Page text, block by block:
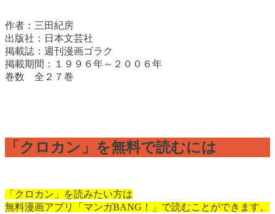
作者：三田紀房
出版社：日本文芸社
掲載誌：週刊漫画ゴラク
掲載期間：１９９６年～２００６年
巻数 全２７巻
「クロカン」を無料で読むには
「クロカン」を読みたい方は
無料漫画アプリ「マンガBANG！」で読むことができます。